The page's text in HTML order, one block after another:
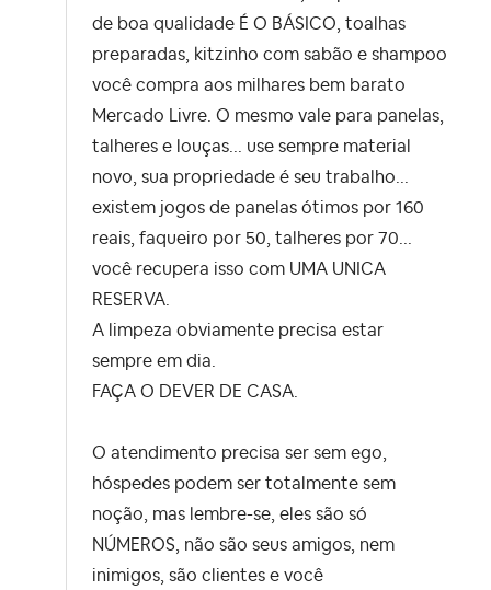
de boa qualidade É O BÁSICO, toalhas
preparadas, kitzinho com sabão e shampoo
você compra aos milhares bem barato
Mercado Livre. O mesmo vale para panelas,
talheres e louças... use sempre material
novo, sua propriedade é seu trabalho...
existem jogos de panelas ótimos por 160
reais, faqueiro por 50, talheres por 70...
você recupera isso com UMA UNICA
RESERVA.
A limpeza obviamente precisa estar
sempre em dia.
FAÇA O DEVER DE CASA.
O atendimento precisa ser sem ego,
hóspedes podem ser totalmente sem
noção, mas lembre-se, eles são só
NÚMEROS, não são seus amigos, nem
inimigos, são clientes e você